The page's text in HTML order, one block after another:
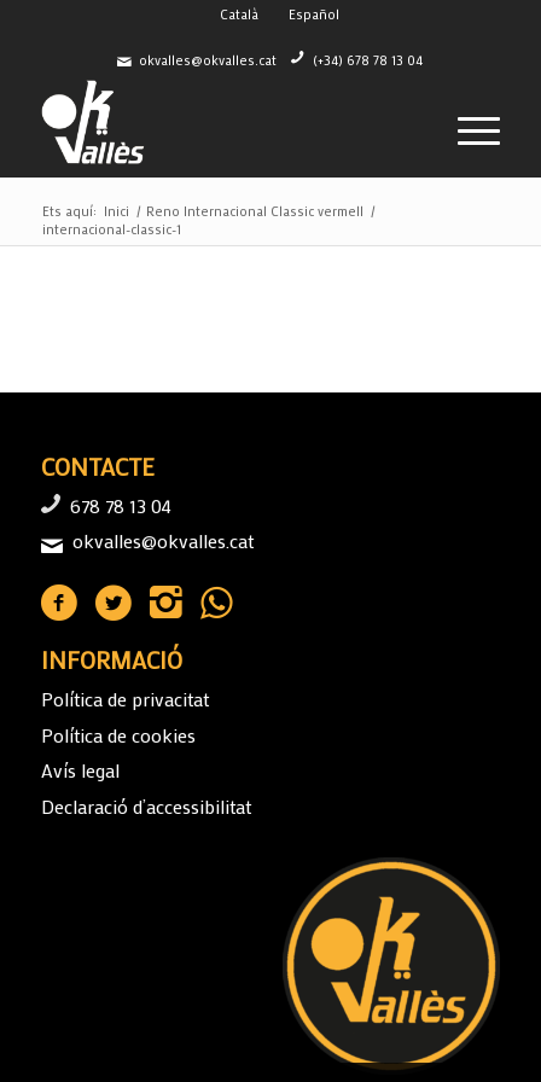
Català Español
okvalles@okvalles.cat (+34) 678 78 13 04
Ets aquí: Inici / Reno Internacional Classic vermell /
internacional-classic-1
CONTACTE
678 78 13 04
okvalles@okvalles.cat
INFORMACIÓ
Política de privacitat
Política de cookies
Avís legal
Declaració d’accessibilitat